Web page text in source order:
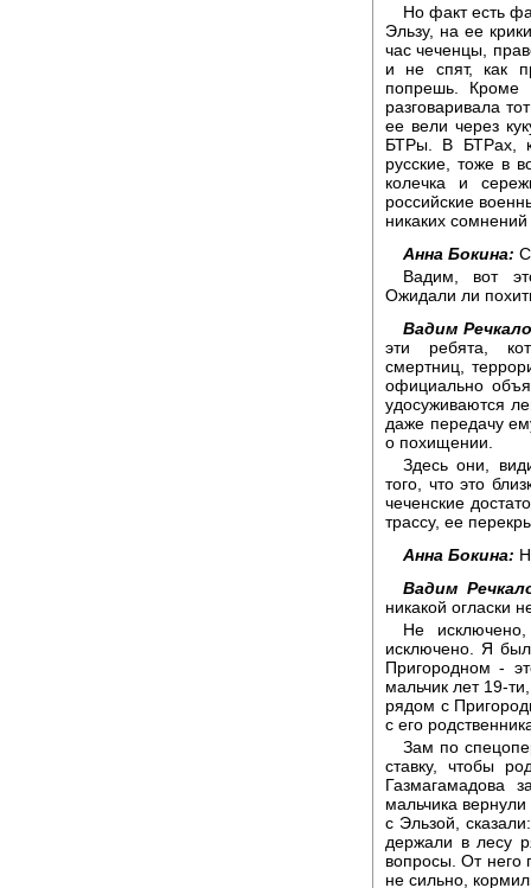
Но факт есть
Эльзу, на ее
час чеченцы,
и не спят, как
попрешь. Кроме
разговаривала
ее вели через
БТРы. В БТРах,
русские, тоже в
колечка и
российские
никаких
Анна Бокина:
Вадим, вот
Ожидали ли
Вадим
эти ребята,
смертниц,
официально
удосуживаются
даже передачу
о похищении.
Здесь они,
того, что это
чеченские
трассу, ее
Анна Бокина:
Вадим
никакой огласки
Не
исключено. Я
Пригородном -
мальчик лет 19-
рядом с
с его
Зам по
ставку, чтобы
Газмагамадова
мальчика вернули
с Эльзой,
держали в лесу
вопросы. От него
не сильно,